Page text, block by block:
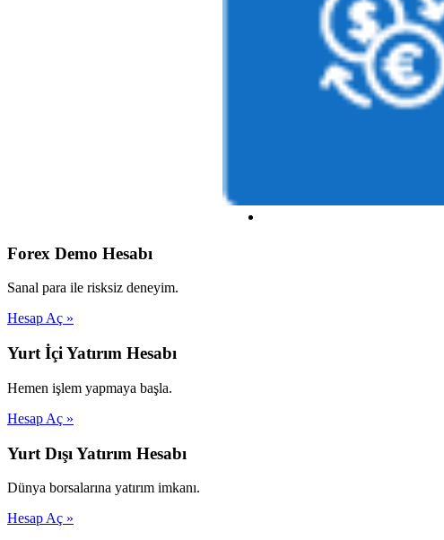
Forex Demo Hesabı
Sanal para ile risksiz deneyim.
Hesap Aç »
Yurt İçi Yatırım Hesabı
Hemen işlem yapmaya başla.
Hesap Aç »
Yurt Dışı Yatırım Hesabı
Dünya borsalarına yatırım imkanı.
Hesap Aç »